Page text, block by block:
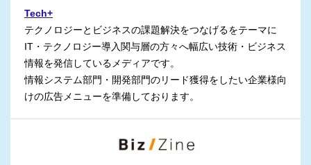
Tech+
テクノロジーとビジネスの課題解決をつなげるをテーマに
IT・テクノロジー導入関与層の方々へ幅広い技術・ビジネス
情報を発信しているメディアです。
情報システム部門・開発部門のリード獲得をしたい企業様向
けの広告メニューを準備しております。